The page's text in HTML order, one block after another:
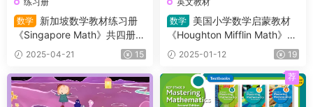
数学
新加坡数学教材练习册
《Singapore Math》共四册
（L1-L4）适合小学2~5年级的
学生
2025-04-21 15
数学
美国小学数学启蒙教材
《Houghton Mifflin Math》GK
-G6高清PDF自带练习册 是使
用最广泛的分级阅读教材之一
2025-01-12 19
荐